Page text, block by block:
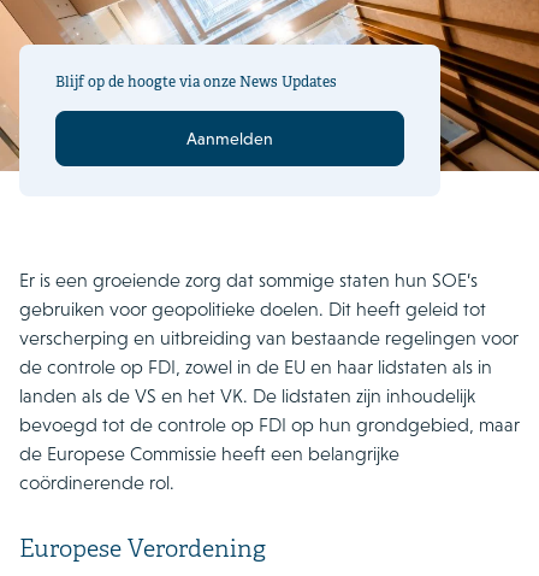
Blijf op de hoogte via onze News Updates
Aanmelden
Er is een groeiende zorg dat sommige staten hun SOE’s
gebruiken voor geopolitieke doelen. Dit heeft geleid tot
verscherping en uitbreiding van bestaande regelingen voor
de controle op FDI, zowel in de EU en haar lidstaten als in
landen als de VS en het VK. De lidstaten zijn inhoudelijk
bevoegd tot de controle op FDI op hun grondgebied, maar
de Europese Commissie heeft een belangrijke
coördinerende rol.
Europese Verordening